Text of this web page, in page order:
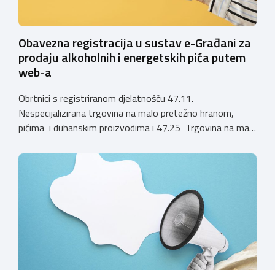
Obavezna registracija u sustav e-Građani za
prodaju alkoholnih i energetskih pića putem
web-a
Obrtnici s registriranom djelatnošću 47.11.
Nespecijalizirana trgovina na malo pretežno hranom,
pićima i duhanskim proizvodima i 47.25 Trgovina na malo
koja sadrže alkohol i energetska pića dužni su uskladiti
svoje poslovne procese i osigurati tehničko rješenje za
vjerodostojnu provjeru punoljetnosti kupca putem
sustava e-Građani ili putem mobilne […]